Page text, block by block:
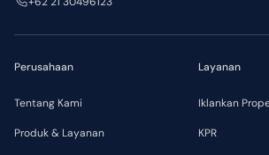
Perusahaan
Tentang Kami
Produk & Layanan
Layanan
Iklankan
KPR